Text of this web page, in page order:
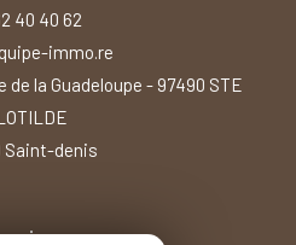
40 40 62
immo.re
de la Guadeloupe - 97490 STE
saint-denis
suivre sur